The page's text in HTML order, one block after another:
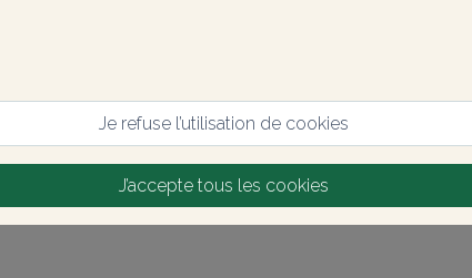
Je refuse l’utilisation de cookies
J’accepte tous les cookies